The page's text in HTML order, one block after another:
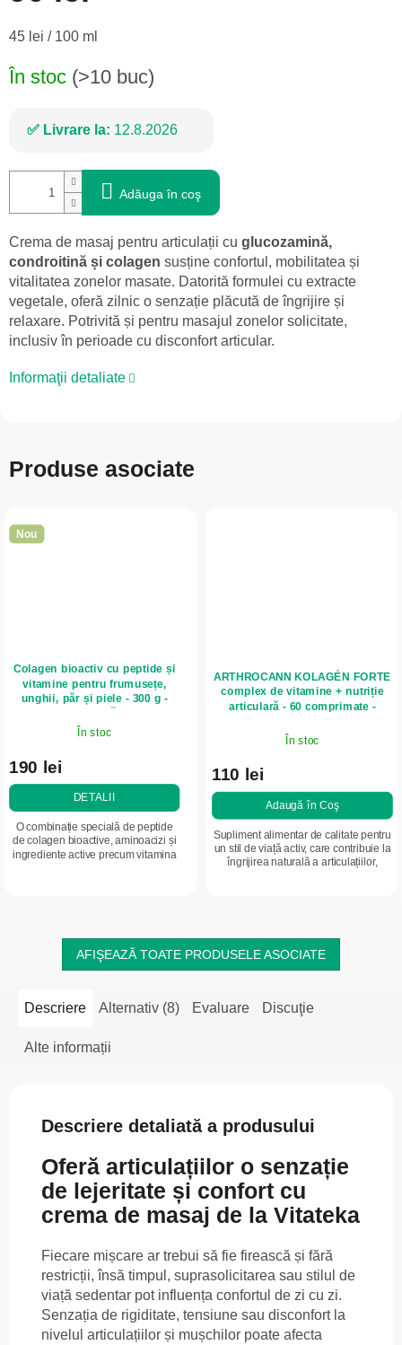
Evaluare
45 lei / 100 ml
În stoc (>10 buc)
Livrare la: 12.8.2026
Adăuga în coş
Crema de masaj pentru articulații cu glucozamină,
condroitină și colagen susține confortul, mobilitatea și
vitalitatea zonelor masate. Datorită formulei cu extracte
vegetale, oferă zilnic o senzație plăcută de îngrijire și
relaxare. Potrivită și pentru masajul zonelor solicitate,
inclusiv în perioade cu disconfort articular.
Informaţii detaliate
Produse asociate
Nou
Colagen bioactiv cu peptide și
vitamine pentru frumusețe,
unghii, păr și piele - 300 g -
În stoc
190 lei
DETALII
O combinație specială de peptide
de colagen bioactive, aminoacizi și
ingrediente active precum vitamina
ARTHROCANN KOLAGÉN FORTE
complex de vitamine + nutriție
articulară - 60 comprimate -
În stoc
110 lei
Adaugă în Coş
Supliment alimentar de calitate pentru
un stil de viață activ, care contribuie la
îngrijirea naturală a articulațiilor,
AFIŞEAZĂ TOATE PRODUSELE ASOCIATE
Descriere Alternativ (8) Evaluare Discuţie
Alte informații
Descriere detaliată a produsului
Oferă articulațiilor o senzație
de lejeritate și confort cu
crema de masaj de la Vitateka
Fiecare mișcare ar trebui să fie firească și fără
restricții, însă timpul, suprasolicitarea sau stilul de
viață sedentar pot influența confortul de zi cu zi.
Senzația de rigiditate, tensiune sau disconfort la
nivelul articulațiilor și mușchilor poate afecta